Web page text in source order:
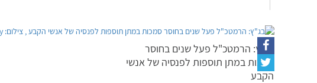
בג"ץ: הרמטכ"ל פעל שנים בחוסר
סמכות במתן תוספות לפנסיה של אנשי
הקבע